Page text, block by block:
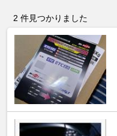
2 件見つかりました